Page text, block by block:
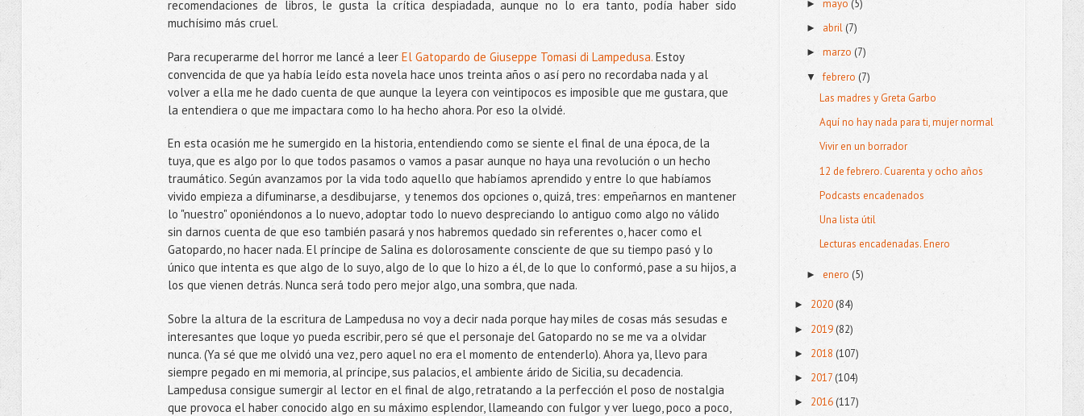
recomendaciones de libros, le gusta la crítica despiadada, aunque no lo era tanto, podía haber sido
muchísimo más cruel.
Para recuperarme del horror me lancé a leer El Gatopardo de Giuseppe Tomasi di Lampedusa.Estoy
convencida de que ya había leído esta novela hace unos treinta años o así pero no recordaba nada y al
volver a ella me he dado cuenta de que aunque la leyera con veintipocos es imposible que me gustara, que
la entendiera o que me impactara como lo ha hecho ahora. Por eso la olvidé.
En esta ocasión me he sumergido en la historia, entendiendo como se siente el final de una época, de la
tuya, que es algo por lo que todos pasamos o vamos a pasar aunque no haya una revolución o un hecho
traumático. Según avanzamos por la vida todo aquello que habíamos aprendido y entre lo que habíamos
vivido empieza a difuminarse, a desdibujarse, y tenemos dos opciones o, quizá, tres: empeñarnos en mantener
lo "nuestro" oponiéndonos a lo nuevo, adoptar todo lo nuevo despreciando lo antiguo como algo no válido
sin darnos cuenta de que eso también pasará y nos habremos quedado sin referentes o, hacer como el
Gatopardo, no hacer nada. El príncipe de Salina es dolorosamente consciente de que su tiempo pasó y lo
único que intenta es que algo de lo suyo, algo de lo que lo hizo a él, de lo que lo conformó, pase a su hijos, a
los que vienen detrás. Nunca será todo pero mejor algo, una sombra, que nada.
Sobre la altura de la escritura de Lampedusa no voy a decir nada porque hay miles de cosas más sesudas e
interesantes que loque yo pueda escribir, pero sé que el personaje del Gatopardo no se me va a olvidar
nunca. (Ya sé que me olvidó una vez, pero aquel no era el momento de entenderlo). Ahora ya, llevo para
siempre pegado en mi memoria, al príncipe, sus palacios, el ambiente árido de Sicilia, su decadencia.
Lampedusa consigue sumergir al lector en el final de algo, retratando a la perfección el poso de nostalgia
que provoca el haber conocido algo en su máximo esplendor, llameando con fulgor y ver luego, poco a poco,
►mayo (5)
► abril (7)
►marzo(7)
▼febrero (7)
Las madres y Greta Garbo
Aquí no hay nada para ti, mujer normal
Vivir en un borrador
12 de febrero. Cuarenta y ocho años
Podcasts encadenados
Una lista útil
Lecturas encadenadas. Enero
►enero (5)
► 2020(84)
► 2019 (82)
► 2018 (107)
► 2017(104)
► 2016 (117)